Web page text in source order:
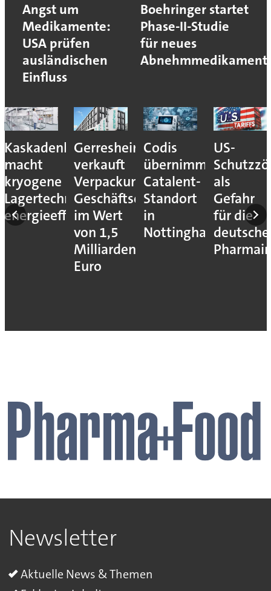
Angst um
Medikamente:
USA prüfen
ausländischen
Einfluss
Boehringer startet
Phase-II-Studie
für neues
Abnehmmedikament
Kaskadenkonzept
macht
kryogene
Lagertechnik
energieeffizienter
Gerresheimer
verkauft
Verpackungs-
Geschäftseinheiten
im Wert
von 1,5
Milliarden
Euro
Codis
übernimmt
Catalent-
Standort
in
Nottingham
US-
als
Gefahr
für die
deutsche
Newsletter
Aktuelle News & Themen